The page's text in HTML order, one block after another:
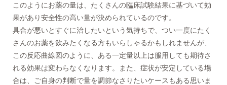
このようにお薬の量は、たくさんの臨床試験結果に基づいて効
果があり安全性の高い量が決められているのです。
具合が悪いとすぐに治したいという気持ちで、つい一度にたく
さんのお薬を飲みたくなる方もいらしゃるかもしれませんが、
この反応曲線図のように、ある一定量以上は服用しても期待さ
れる効果は変わらなくなります。また、症状が安定している場
合は、ご自身の判断で量を調節なさりたいケースもある思いま